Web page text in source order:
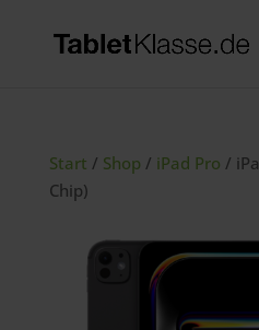
Start / Shop / iPad Pro /
Chip)